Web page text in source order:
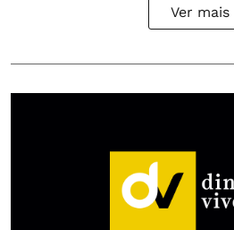
Ver mais